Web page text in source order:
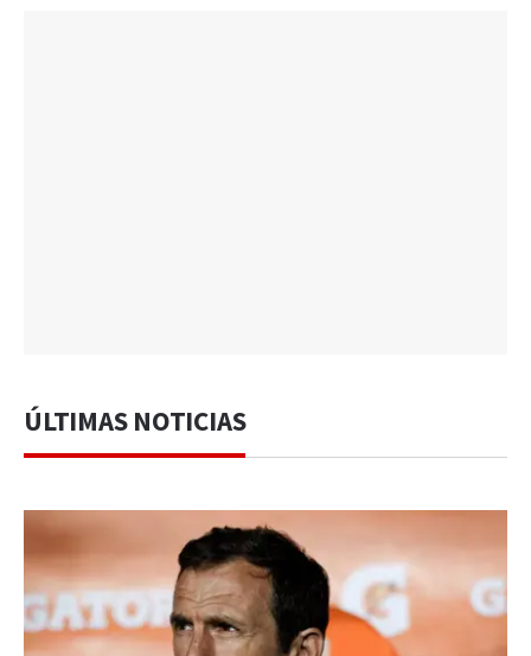
ÚLTIMAS NOTICIAS